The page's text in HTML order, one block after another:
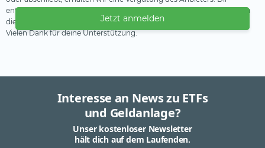
Jetzt anmelden
entstehen dadurch keine Nachteile oder Mehrkosten. Wir verwenden
diese Einnahmen, um unser kostenfreies Angebot zu finanzieren.
Vielen Dank für deine Unterstützung.
Interesse an News zu ETFs
und Geldanlage?
Unser kostenloser Newsletter
hält dich auf dem Laufenden.